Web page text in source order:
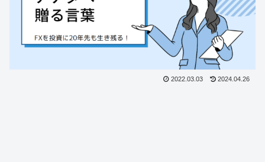
2022.03.03 2024.04.26